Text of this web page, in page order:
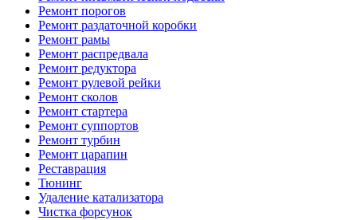
Ремонт порогов
Ремонт раздаточной коробки
Ремонт рамы
Ремонт распредвала
Ремонт редуктора
Ремонт рулевой рейки
Ремонт сколов
Ремонт стартера
Ремонт суппортов
Ремонт турбин
Ремонт царапин
Реставрация
Тюнинг
Удаление катализатора
Чистка форсунок